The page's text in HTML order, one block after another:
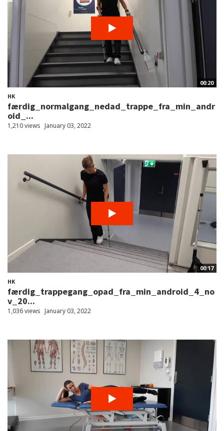
00:20
HK
færdig_normalgang_nedad_trappe_fra_min_andr
oid_...
1,210 views January 03, 2022
00:17
HK
færdig_trappegang_opad_fra_min_android_4_no
v_20...
1,036 views January 03, 2022